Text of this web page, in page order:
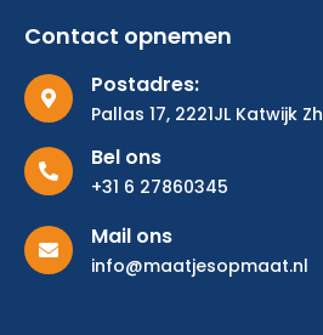
Contact opnemen
Postadres:
Pallas 17, 2221JL Katwijk Zh
Bel ons
+31 6 27860345
Mail ons
info@maatjesopmaat.nl